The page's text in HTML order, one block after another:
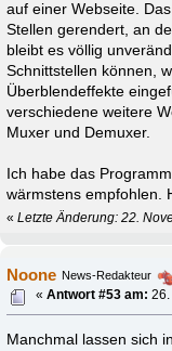
auf einer Webseite.
Stellen gerendert, an
bleibt es völlig
Schnittstellen können,
Überblendeffekte
verschiedene weitere
Muxer und Demuxer.
Ich habe das
wärmstens empfohlen.
«Letzte Änderung: 22.
Noone News-Redakteur
«Antwort #53 am: 26.
Manchmal lassen sich